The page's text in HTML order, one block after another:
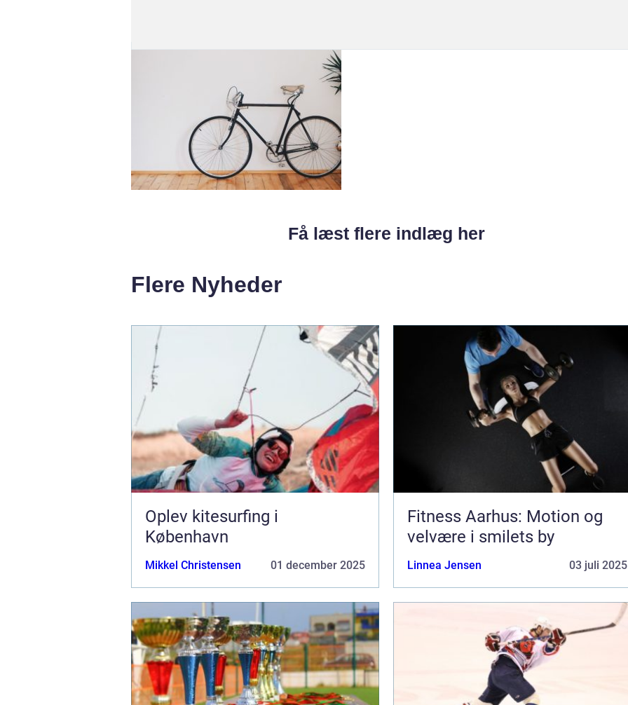
Få læst flere indlæg her
Flere Nyheder
Oplev kitesurfing i
København
Mikkel Christensen 01 december 2025
Fitness Aarhus: Motion og
velvære i smilets by
Linnea Jensen 03 juli 2025